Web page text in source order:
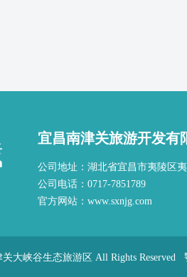
宜昌南津关旅游开发有
公司地址：湖北省宜昌市夷陵区
公司电话：0717-7851789
官方网站：www.sxnjg.com
大峡谷生态旅游区 All Rights Reserved